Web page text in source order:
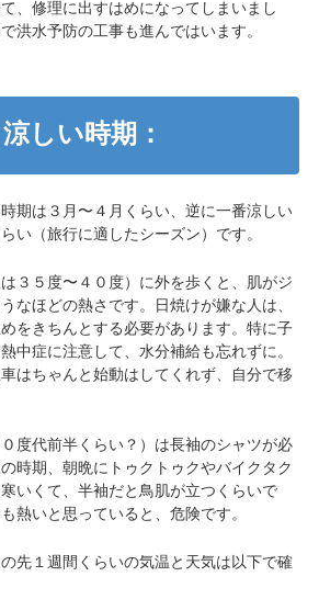
、修理に出すはめになってしまいまし
洪水予防の工事も進んではいます。
しい時期：
期は３月〜４月くらい、逆に一番涼しい
い（旅行に適したシーズン）です。
３５度〜４０度）に外を歩くと、肌がジ
なほどの熱さです。日焼けが嫌な人は、
をきちんとする必要があります。特に子
中症に注意して、水分補給も忘れずに。
はちゃんと始動はしてくれず、自分で移
度代前半くらい？）は長袖のシャツが必
時期、朝晩にトゥクトゥクやバイクタク
いくて、半袖だと鳥肌が立つくらいで
熱いと思っていると、危険です。
先１週間くらいの気温と天気は以下で確